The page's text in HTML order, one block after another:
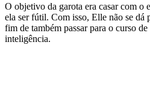
O objetivo da garota era casar com o
ela ser fútil. Com isso, Elle não se dá
fim de também passar para o curso
inteligência.